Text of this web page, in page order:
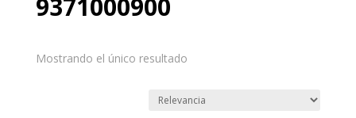
9371000900
Mostrando el único resultado